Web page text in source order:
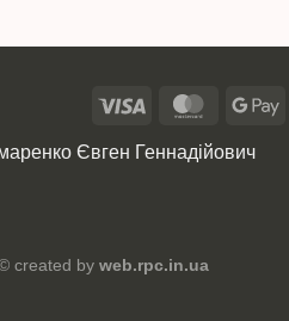
Євген Геннадійович
created by web.rpc.in.ua